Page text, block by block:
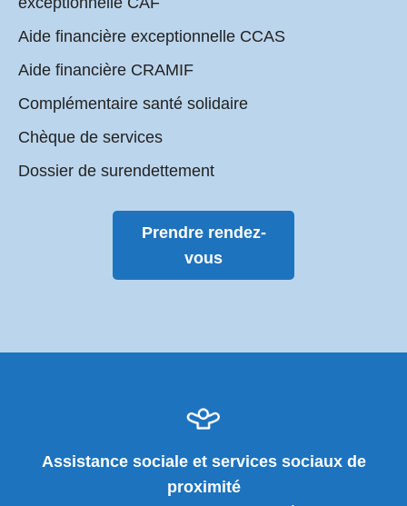
Aide financière exceptionnelle CCAS
Aide financière CRAMIF
Complémentaire santé solidaire
Chèque de services
Dossier de surendettement
Prendre rendez-
vous
Assistance sociale et services sociaux de
proximité